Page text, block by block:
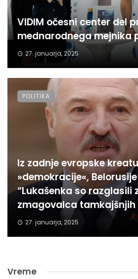
VIDIM očesni center del
mednarodnega mejnika
27. januarja, 2025
Iz zadnje evropske
»demokracije«,
“Lukašenka so razglasili
zmagovalca tamkajšnjih
27. januarja, 2025
POLITIKA
Vreme